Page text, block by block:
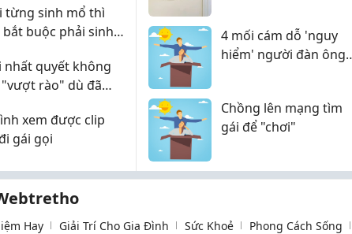
CẢM XÚC
THỂ GỌI TÊN
từng sinh mổ thì
bắt buộc phải sinh
nhất quyết không
rào" dù đã
xem được clip
gái gọi
đại
4 mối cám dỗ 'nguy
hiểm' người đàn ông
qua ắt tan nát gia đình
Chồng lên mạng tìm
gái để "chơi"
Hay Giải Trí Cho Gia Đình Sức Khoẻ
Phong Cách Sống